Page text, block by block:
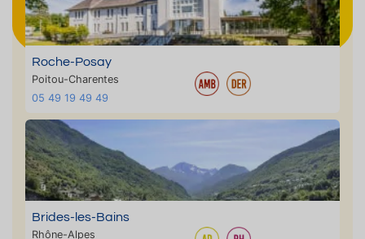
Roche-Posay
Poitou-Charentes
05 49 19 49 49
Brides-les-Bains
Rhône-Alpes